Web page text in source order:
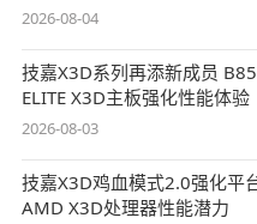
2026-08-04
技嘉X3D系列再添新成员
ELITE X3D主板强化性能体验
2026-08-03
技嘉X3D鸡血模式2.0强化平
AMD X3D处理器性能潜力